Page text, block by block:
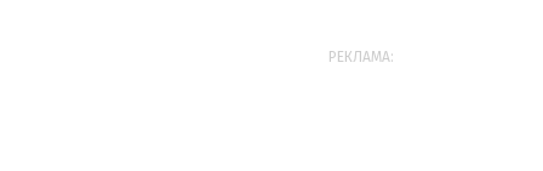
РЕКЛАМА: